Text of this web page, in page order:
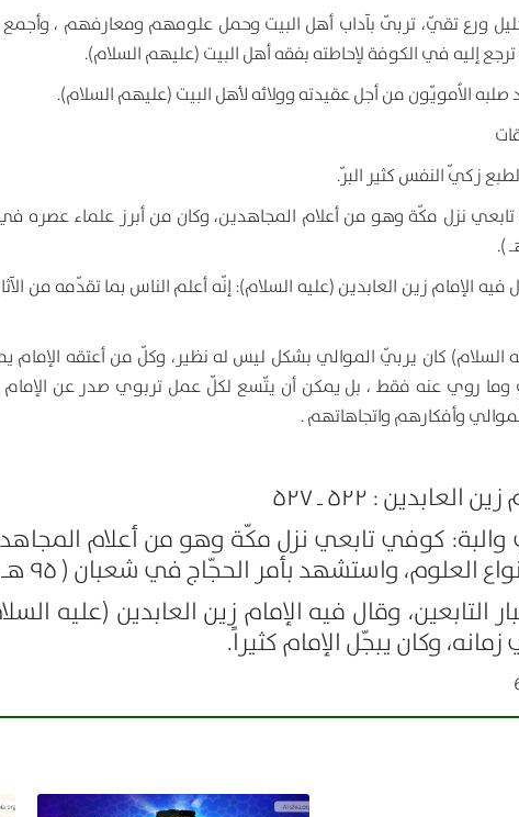
ورع تقيّ، تربّى بآداب أهل البيت وحمل علومهم ومعارفهم ،
إليه في الكوفة لإحاطته بفقه أهل البيت (عليهم السلام).
زكيّ النفس كثير البرّ.
نزل مكّة وهو من أعلام المجاهدين، وكان من أبرز علماء عصره
فيه الإمام زين العابدين (عليه السلام): إنّه أعلم الناس بما تقدّمه من
السلام) كان يربّي الموالي بشكل ليس له نظير، وكلّ من أعتقه
وما روي عنه فقط ، بل يمكن أن يتّسع لكلّ عمل تربوي صدر عن
وأفكارهم واتجاهاتهم .
والبة: كوفي تابعي نزل مكّة وهو من أعلام
العلوم، واستشهد بأمر الحجّاج في شعبان ( ۹۵ هـ ).
وقال فيه الإمام زين العابدين (عليه
وكان يبجّل الإمام كثيراً.